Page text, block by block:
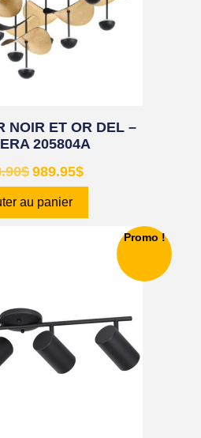
NOIR ET OR DEL –
205804A
$ 989.95$
au panier
Promo !